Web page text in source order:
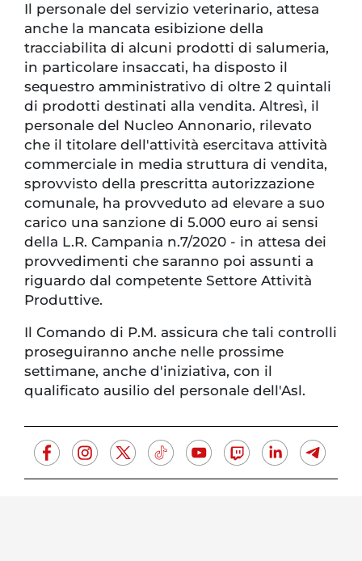
Il personale del servizio veterinario, attesa
anche la mancata esibizione della
tracciabilita di alcuni prodotti di salumeria,
in particolare insaccati, ha disposto il
sequestro amministrativo di oltre 2 quintali
di prodotti destinati alla vendita. Altresì, il
personale del Nucleo Annonario, rilevato
che il titolare dell'attività esercitava attività
commerciale in media struttura di vendita,
sprovvisto della prescritta autorizzazione
comunale, ha provveduto ad elevare a suo
carico una sanzione di 5.000 euro ai sensi
della L.R. Campania n.7/2020 - in attesa dei
provvedimenti che saranno poi assunti a
riguardo dal competente Settore Attività
Produttive.
Il Comando di P.M. assicura che tali controlli
proseguiranno anche nelle prossime
settimane, anche d'iniziativa, con il
qualificato ausilio del personale dell'Asl.